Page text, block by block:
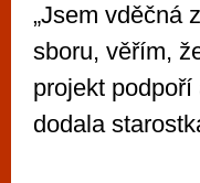
„Jsem vděčná
sboru, věřím,
projekt
dodala